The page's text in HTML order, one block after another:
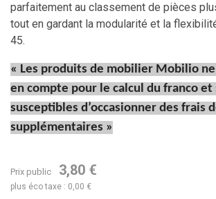
parfaitement au classement de pièces
tout en gardant la modularité et la
45.
« Les produits de mobilier Mobilio
en compte pour le calcul du franco et
susceptibles d’occasionner des frais
supplémentaires »
Prix public 3,80 €
plus éco taxe : 0,00 €